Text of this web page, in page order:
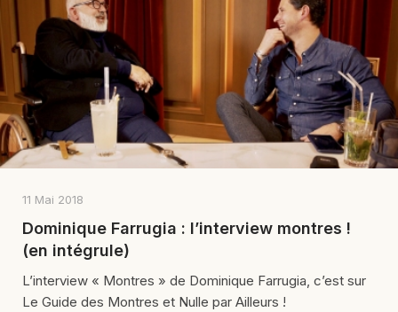
11 Mai 2018
Dominique Farrugia : l’interview montres !
(en intégrule)
L’interview « Montres » de Dominique Farrugia, c’est sur
Le Guide des Montres et Nulle par Ailleurs !